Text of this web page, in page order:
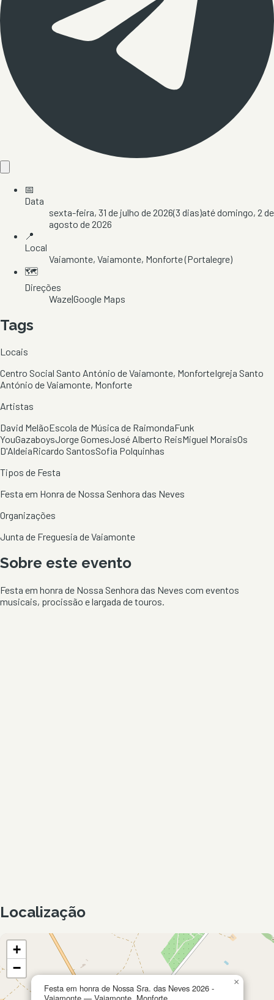
📅
Data
sexta-feira, 31 de julho de 2026(3 dias)atédomingo, 2 de
agosto de 2026
📍
Local
Vaiamonte, Vaiamonte, Monforte(Portalegre)
🗺️
Direções
Waze|Google Maps
Tags
Locais
Centro Social Santo António de Vaiamonte, MonforteIgreja Santo
António de Vaiamonte, Monforte
Artistas
David MelãoEscola de Música de RaimondaFunk
YouGazaboysJorge GomesJosé Alberto ReisMiguel MoraisOs
D'AldeiaRicardo SantosSofia Polquinhas
Tipos de Festa
Festa em Honra de Nossa Senhora das Neves
Organizações
Junta de Freguesia de Vaiamonte
Sobre este evento
Festa em honra de Nossa Senhora das Neves com eventos
musicais, procissão e largada de touros.
Localização
Festa em honra de Nossa Sra. das Neves 2026 -
×
+
−